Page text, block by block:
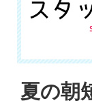
夏の朝